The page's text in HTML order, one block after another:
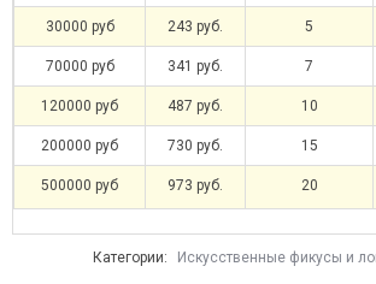
30000 руб 243 руб. 5
70000 руб 341 руб. 7
120000 руб 487 руб. 10
200000 руб 730 руб. 15
500000 руб 973 руб. 20
Категории: Искусственные фикусы и